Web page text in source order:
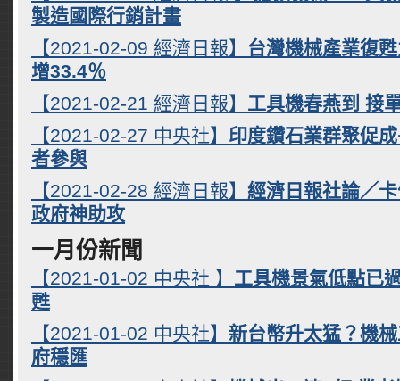
製造國際行銷計畫
【2021-02-09 經濟日報】 台灣機械產業復
增33.4％
【2021-02-21 經濟日報】 工具機春燕到 接
【2021-02-27 中央社】 印度鑽石業群聚促
者參與
【2021-02-28 經濟日報】 經濟日報社論／
政府神助攻
一月份新聞
【2021-01-02 中央社 】 工具機景氣低點已
甦
【2021-01-02 中央社】 新台幣升太猛？機
府穩匯